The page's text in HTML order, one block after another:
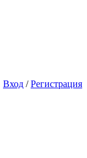
Вход /Регистрация